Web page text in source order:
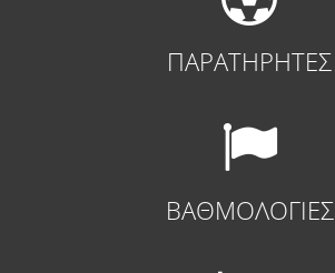
ΠΑΡΑΤΗΡΗΤΕΣ
ΒΑΘΜΟΛΟΓΙΕΣ